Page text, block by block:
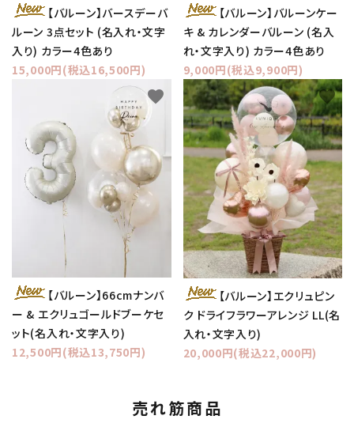
【バルーン】バースデーバ
ルーン 3点セット (名入れ・文字
入り) カラー4色あり
15,000円(税込16,500円)
【バルーン】バルーンケー
キ & カレンダーバルーン (名入
れ・文字入り) カラー4色あり
9,000円(税込9,900円)
【バルーン】66cmナンバ
ー & エクリュゴールドブーケセ
ット(名入れ・文字入り)
12,500円(税込13,750円)
favorite
【バルーン】エクリュピン
ク ドライフラワーアレンジ LL(名
入れ・文字入り)
20,000円(税込22,000円)
favorite
売れ筋商品